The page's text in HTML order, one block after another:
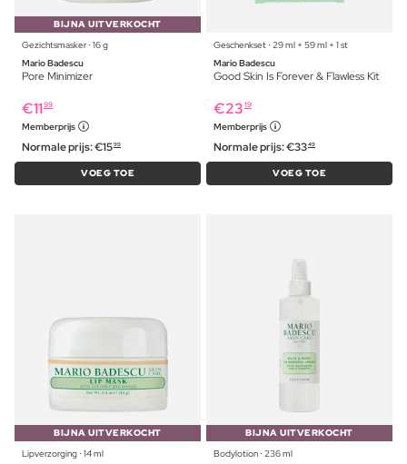
BIJNA UITVERKOCHT
Gezichtsmasker ⋅ 16 g
Mario Badescu
Pore Minimizer
€1199
Memberprijs
Normale prijs:€1599
VOEG TOE
Geschenkset ⋅ 29 ml + 59 ml + 1 st
Mario Badescu
Good Skin Is Forever & Flawless Kit
€23 19
Memberprijs
Normale prijs:€3349
VOEG TOE
BIJNA UITVERKOCHT
Lipverzorging ⋅ 14 ml
BIJNA UITVERKOCHT
Bodylotion ⋅ 236 ml